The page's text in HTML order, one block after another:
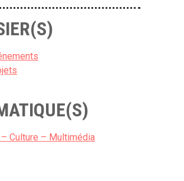
Culture – Multimédia